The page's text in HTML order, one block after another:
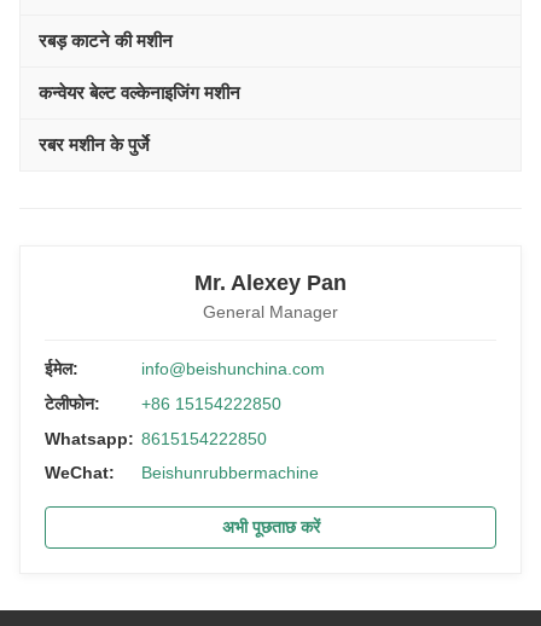
रबड़ काटने की मशीन
कन्वेयर बेल्ट वल्केनाइजिंग मशीन
रबर मशीन के पुर्जे
Mr. Alexey Pan
General Manager
ईमेल:
info@beishunchina.com
टेलीफोन:
+86 15154222850
Whatsapp: 8615154222850
WeChat:
Beishunrubbermachine
अभी पूछताछ करें